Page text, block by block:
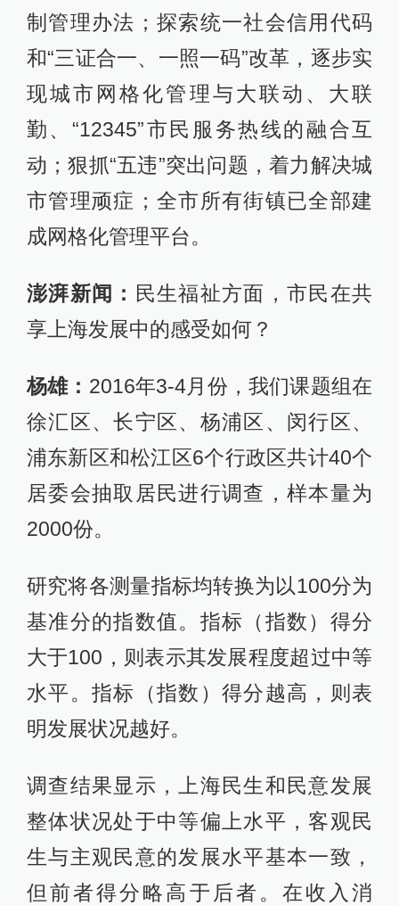
制管理办法；探索统一社会信用代码
和“三证合一、一照一码”改革，逐步实
现城市网格化管理与大联动、大联
勤、“12345”市民服务热线的融合互
动；狠抓“五违”突出问题，着力解决城
市管理顽症；全市所有街镇已全部建
成网格化管理平台。
澎湃新闻： 民生福祉方面，市民在共
享上海发展中的感受如何？
杨雄： 2016年3-4月份，我们课题组在
徐汇区、长宁区、杨浦区、闵行区、
浦东新区和松江区6个行政区共计40个
居委会抽取居民进行调查，样本量为
2000份。
研究将各测量指标均转换为以100分为
基准分的指数值。指标（指数）得分
大于100，则表示其发展程度超过中等
水平。指标（指数）得分越高，则表
明发展状况越好。
调查结果显示，上海民生和民意发展
整体状况处于中等偏上水平，客观民
生与主观民意的发展水平基本一致，
但前者得分略高于后者。在收入消